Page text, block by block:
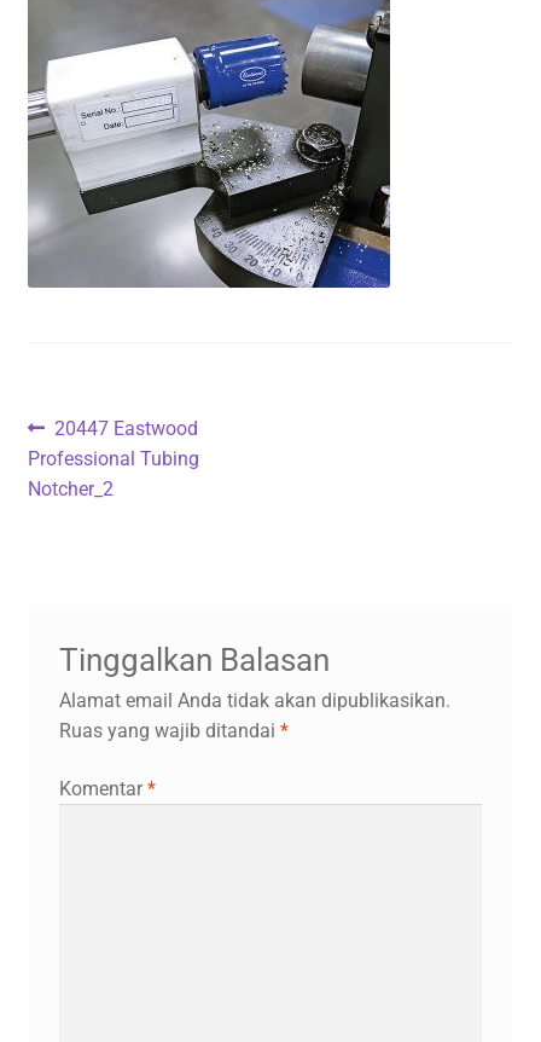
Navigasi
pos
Previous
post:
20447 Eastwood
Professional Tubing
Notcher_2
Tinggalkan Balasan
Alamat email Anda tidak akan dipublikasikan.
Ruas yang wajib ditandai *
Komentar*